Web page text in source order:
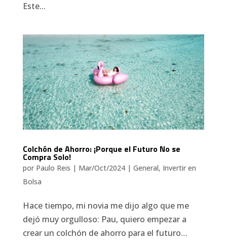
Este...
Colchón de Ahorro: ¡Porque el Futuro No se
Compra Solo!
por Paulo Reis | Mar/Oct/2024| General, Invertir en
Bolsa
Hace tiempo, mi novia me dijo algo que me
dejó muy orgulloso: Pau, quiero empezar a
crear un colchón de ahorro para el futuro…